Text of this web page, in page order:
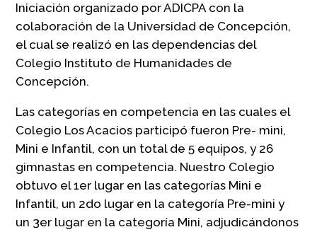
Iniciación organizado por ADICPA con la
colaboración de la Universidad de Concepción,
el cual se realizó en las dependencias del
Colegio Instituto de Humanidades de
Concepción.
Las categorías en competencia en las cuales el
Colegio Los Acacios participó fueron Pre- mini,
Mini e Infantil, con un total de 5 equipos, y 26
gimnastas en competencia. Nuestro Colegio
obtuvo el 1er lugar en las categorías Mini e
Infantil, un 2do lugar en la categoría Pre-mini y
un 3er lugar en la categoría Mini, adjudicándonos